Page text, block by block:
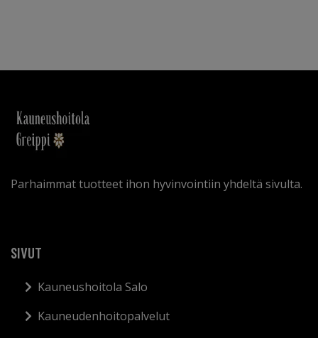
Parhaimmat tuotteet ihon hyvinvointiin yhdeltä sivulta.
SIVUT
Kauneushoitola Salo
Kauneudenhoitopalvelut